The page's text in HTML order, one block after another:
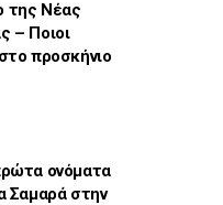
της Νέας
– Ποιοι
προσκήνιο
ονόματα
Σαμαρά στην